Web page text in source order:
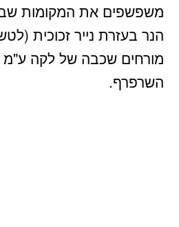
משפשפים את המקומות
הנר בעזרת נייר זכוכית
מורחים שכבה של לקה ע"מ
השרפרף.